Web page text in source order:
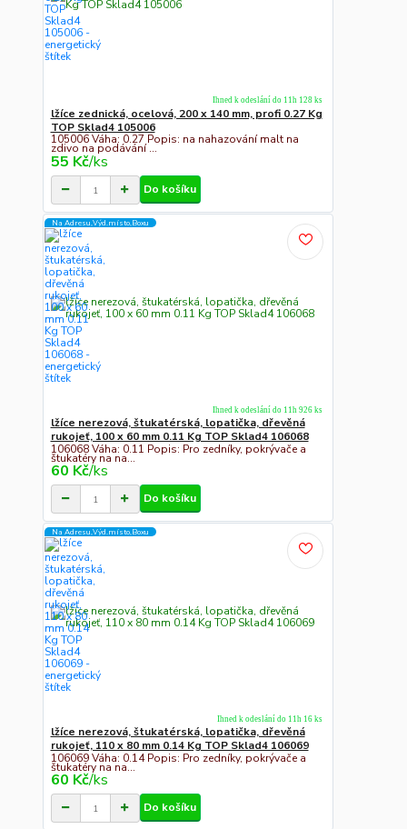
lžíce zednická, ocelová, 200 x 140 mm, profi 0.27 Kg
TOP Sklad4 105006
105006 Váha: 0.27 Popis: na nahazování malt na
zdivo na podávání ...
55 Kč/ks
Ihned k odeslání do 11h 128 ks
Do košíku
Na Adresu,Výd.místo,Boxu
lžíce nerezová, štukatérská, lopatička, dřevěná
rukojeť, 100 x 60 mm 0.11 Kg TOP Sklad4 106068
106068 Váha: 0.11 Popis: Pro zedníky, pokrývače a
štukatéry na na...
60 Kč/ks
Ihned k odeslání do 11h 926 ks
Do košíku
Na Adresu,Výd.místo,Boxu
lžíce nerezová, štukatérská, lopatička, dřevěná
rukojeť, 110 x 80 mm 0.14 Kg TOP Sklad4 106069
106069 Váha: 0.14 Popis: Pro zedníky, pokrývače a
štukatéry na na...
60 Kč/ks
Ihned k odeslání do 11h 16 ks
Do košíku